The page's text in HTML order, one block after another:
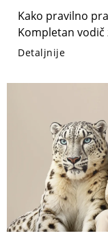
Kako pravilno
Kompletan vodič
vodootpornosti
Detaljnije